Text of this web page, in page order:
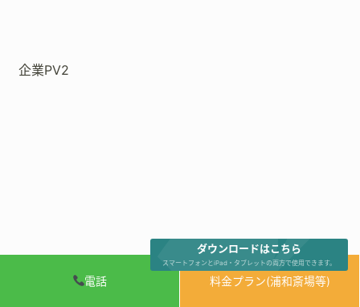
電話 料金プラン(浦和斎場等)
企業PV2
ダウンロードはこちら
スマートフォンとiPad・タブレットの両方で使用できます。